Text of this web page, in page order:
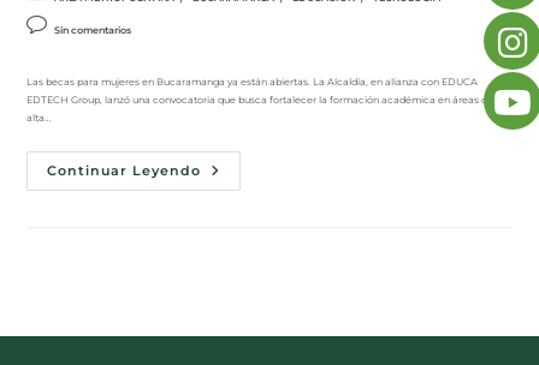
Sin comentarios
Las becas para mujeres en Bucaramanga ya están abiertas. La Alcaldía, en alianza con EDUCA
EDTECH Group, lanzó una convocatoria que busca fortalecer la formación académica en áreas con
alta…
Continuar Leyendo